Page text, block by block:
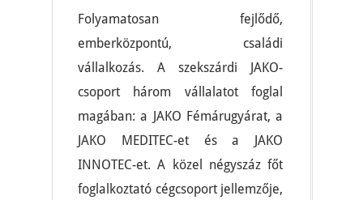
Folyamatosan fejlődő,
emberközpontú, családi
vállalkozás. A szekszárdi JAKO-
csoport három vállalatot foglal
magában: a JAKO Fémárugyárat, a
JAKO MEDITEC-et és a JAKO
INNOTEC-et. A közel négyszáz főt
foglalkoztató cégcsoport jellemzője,